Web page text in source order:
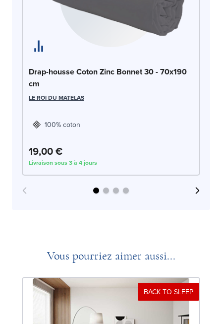
Drap-housse Coton Zinc Bonnet 30 - 70x190
cm
LE ROI DU MATELAS
100% coton
19,00 €
Livraison sous 3 à 4 jours
Vous pourriez aimer aussi...
BACK TO SLEEP